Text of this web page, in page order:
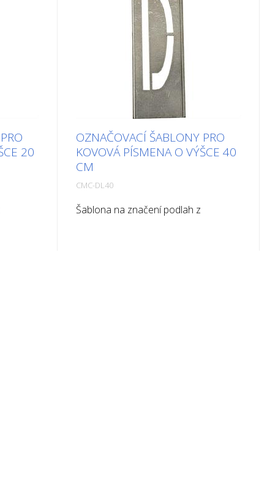
20
OZNAČOVACÍ ŠABLONY PRO
KOVOVÁ PÍSMENA O VÝŠCE 40
CM
CMC-DL40
Šablona na značení podlah z